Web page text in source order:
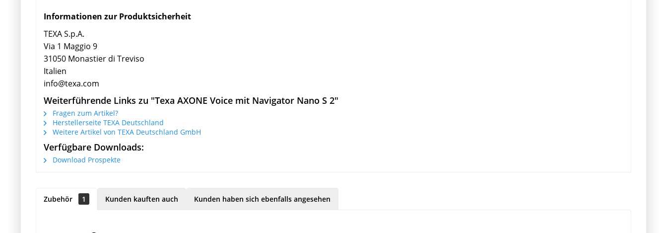
Informationen zur Produktsicherheit
TEXA S.p.A.
Via 1 Maggio 9
31050 Monastier di Treviso
Italien
info@texa.com
Weiterführende Links zu "Texa AXONE Voice mit Navigator Nano S 2"
Fragen zum Artikel?
Herstellerseite TEXA Deutschland
Weitere Artikel von TEXA Deutschland GmbH
Verfügbare Downloads:
Download Prospekte
Zubehör 1 Kunden kauften auch Kunden haben sich ebenfalls angesehen